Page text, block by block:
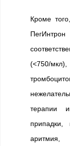
Кроме
(<750/
терапии
припадки,